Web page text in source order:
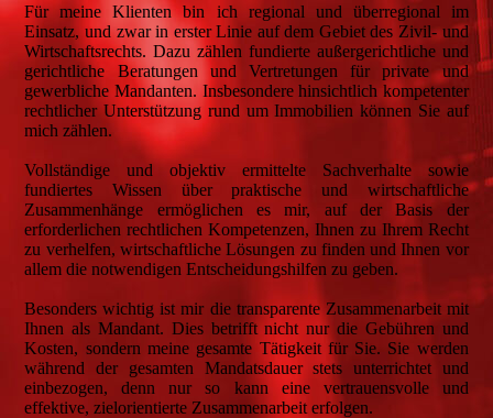
Für meine Klienten bin ich regional und überregional im
Einsatz, und zwar in erster Linie auf dem Gebiet des Zivil- und
Wirtschaftsrechts. Dazu zählen fundierte außergerichtliche und
gerichtliche Beratungen und Vertretungen für private und
gewerbliche Mandanten. Insbesondere hinsichtlich kompetenter
rechtlicher Unterstützung rund um Immobilien können Sie auf
mich zählen.
Vollständige und objektiv ermittelte Sachverhalte sowie
fundiertes Wissen über praktische und wirtschaftliche
Zusammenhänge ermöglichen es mir, auf der Basis der
erforderlichen rechtlichen Kompetenzen, Ihnen zu Ihrem Recht
zu verhelfen, wirtschaftliche Lösungen zu finden und Ihnen vor
allem die notwendigen Entscheidungshilfen zu geben.
Besonders wichtig ist mir die transparente Zusammenarbeit mit
Ihnen als Mandant. Dies betrifft nicht nur die Gebühren und
Kosten, sondern meine gesamte Tätigkeit für Sie. Sie werden
während der gesamten Mandatsdauer stets unterrichtet und
einbezogen, denn nur so kann eine vertrauensvolle und
effektive, zielorientierte Zusammenarbeit erfolgen.